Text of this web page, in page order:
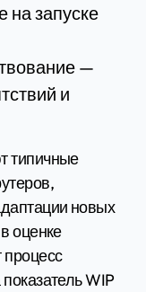
на запуске
—
и
типичные
новых
оценке
процесс
WIP